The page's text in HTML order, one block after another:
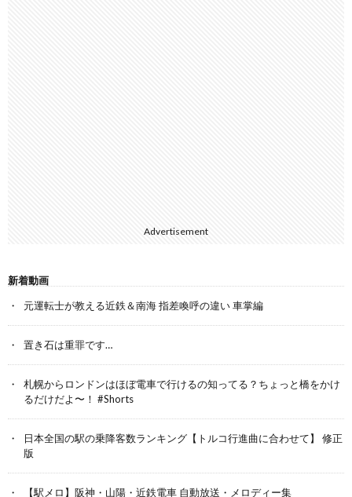
Advertisement
新着動画
元運転士が教える近鉄＆南海 指差喚呼の違い 車掌編
置き石は重罪です…
札幌からロンドンはほぼ電車で行けるの知ってる？ちょっと橋をかけ
るだけだよ〜！ #Shorts
日本全国の駅の乗降客数ランキング【トルコ行進曲に合わせて】 修正
版
【駅メロ】阪神・山陽・近鉄電車 自動放送・メロディー集